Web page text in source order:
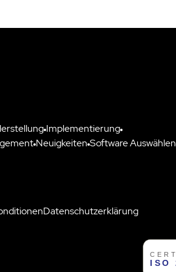
Implementierung
Neuigkeiten Software Auswählen
Datenschutzerklärung